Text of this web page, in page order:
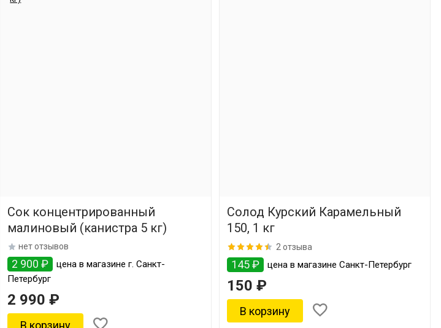
Сок концентрированный
малиновый (канистра 5 кг)
нет отзывов
2 900 ₽
цена в магазине г. Санкт-
Петербург
2 990 ₽
Солод Курский Карамельный
150, 1 кг
2 отзыва
145 ₽ цена в магазине Санкт-Петербург
150 ₽